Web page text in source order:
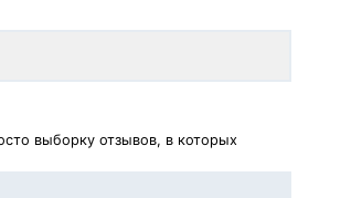
выборку отзывов, в которых